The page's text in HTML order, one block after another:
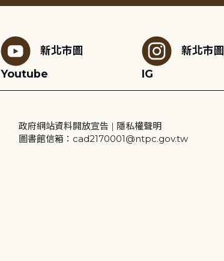
新北市圖
Youtube
新北市圖
IG
政府網站資料開放宣告 | 隱私權聲明
圖書館信箱：cad2170001@ntpc.gov.tw